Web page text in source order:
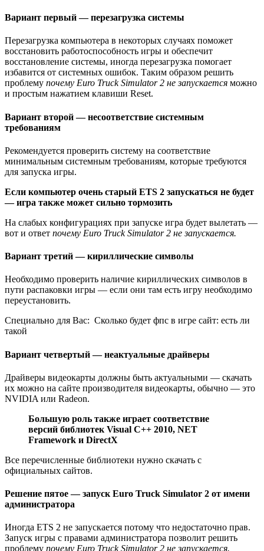
Вариант первый — перезагрузка системы
Перезагрузка компьютера в некоторых случаях поможет
восстановить работоспособность игры и обеспечит
восстановление системы, иногда перезагрузка помогает
избавится от системных ошибок. Таким образом решить
проблему почему Euro Truck Simulator 2 не запускается можно
и простым нажатием клавиши Reset.
Вариант второй — несоответствие системным
требованиям
Рекомендуется проверить систему на соответствие
минимальным системным требованиям, которые требуются
для запуска игры.
Если компьютер очень старый ETS 2 запускаться не будет
— игра также может сильно тормозить
На слабых конфигурациях при запуске игра будет вылетать —
вот и ответ почему Euro Truck Simulator 2 не запускается.
Вариант третий — кириллические символы
Необходимо проверить наличие кириллических символов в
пути распаковки игры — если они там есть игру необходимо
переустановить.
Специально для Вас: Сколько будет фпс в игре сайт: есть ли
такой
Вариант четвертый — неактуальные драйверы
Драйверы видеокарты должны быть актуальными — скачать
их можно на сайте производителя видеокарты, обычно — это
NVIDIA или Radeon.
Большую роль также играет соответствие
версий библиотек Visual C++ 2010, NET
Framework и DirectX
Все перечисленные библиотеки нужно скачать с
официальных сайтов.
Решение пятое — запуск Euro Truck Simulator 2 от имени
администратора
Иногда ETS 2 не запускается потому что недостаточно прав.
Запуск игры с правами администратора позволит решить
проблему почему Euro Truck Simulator 2 не запускается.